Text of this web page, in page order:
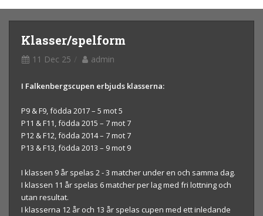
Klasser/spelform
11 Dec 25 admin
I Falkenbergscupen erbjuds klasserna:
P9 & F9, födda 2017 – 5 mot 5
P11 & F11, födda 2015 – 7 mot 7
P12 & F12, födda 2014 – 7 mot 7
P13 & F13, födda 2013 – 9 mot 9
I klassen 9 år spelas 2 - 3 matcher under en och samma dag.
I klassen 11 år spelas 6 matcher per lag med fri lottning och
utan resultat.
I klasserna 12 år och 13 år spelas cupen med ett inledande